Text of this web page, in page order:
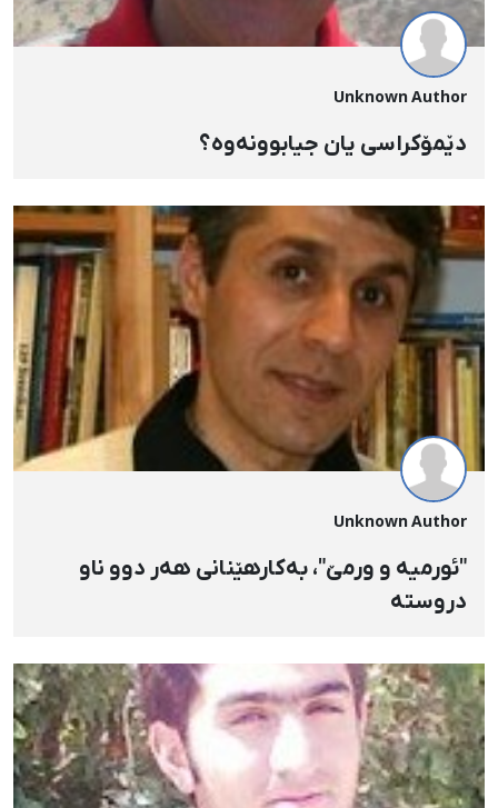
Unknown Author
دێمۆکراسی یان جیابوونه‌وه‌؟
Unknown Author
"ئورمیە و ورمێ"، بەكارهێنانی هەر دوو ناو
دروستە